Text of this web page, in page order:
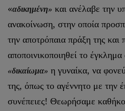
«αδικημένη» και ανέλαβε την
ανακοίνωση, στην οποία
την αποτρόπαια πράξη της και
αποποινικοποιηθεί το
«δικαίωμα» η γυναίκα, να
της, όπως το αγέννητο με την
συνέπειες! Θεωρήσαμε